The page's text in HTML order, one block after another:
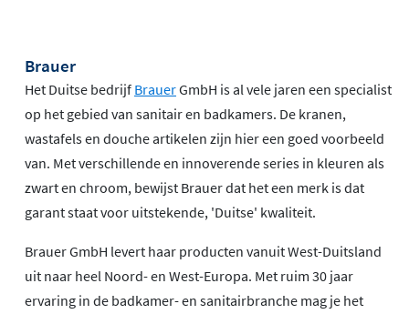
Brauer
Het Duitse bedrijf BrauerGmbH is al vele jaren een specialist
op het gebied van sanitair en badkamers. De kranen,
wastafels en douche artikelen zijn hier een goed voorbeeld
van. Met verschillende en innoverende series in kleuren als
zwart en chroom, bewijst Brauer dat het een merk is dat
garant staat voor uitstekende, 'Duitse' kwaliteit.
Brauer GmbH levert haar producten vanuit West-Duitsland
uit naar heel Noord- en West-Europa. Met ruim 30 jaar
ervaring in de badkamer- en sanitairbranche mag je het